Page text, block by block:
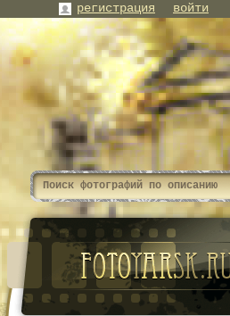
регистрация войти